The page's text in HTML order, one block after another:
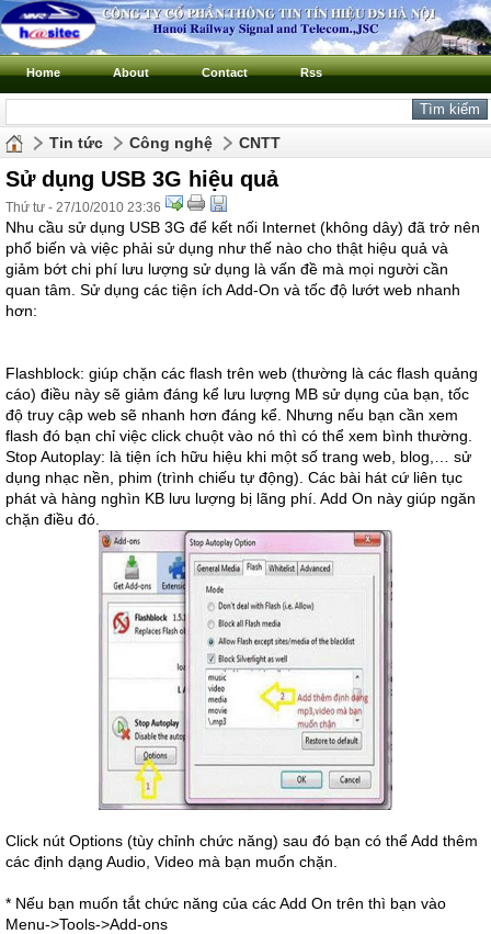
Home About Contact Rss
Tin tức Công nghệ CNTT
Sử dụng USB 3G hiệu quả
Thứ tư - 27/10/2010 23:36
Nhu cầu sử dụng USB 3G để kết nối Internet (không dây) đã trở nên
phổ biến và việc phải sử dụng như thế nào cho thật hiệu quả và
giảm bớt chi phí lưu lượng sử dụng là vấn đề mà mọi người cần
quan tâm. Sử dụng các tiện ích Add-On và tốc độ lướt web nhanh
hơn:
Flashblock: giúp chặn các flash trên web (thường là các flash quảng
cáo) điều này sẽ giảm đáng kể lưu lượng MB sử dụng của bạn, tốc
độ truy cập web sẽ nhanh hơn đáng kể. Nhưng nếu bạn cần xem
flash đó bạn chỉ việc click chuột vào nó thì có thể xem bình thường.
Stop Autoplay: là tiện ích hữu hiệu khi một số trang web, blog,… sử
dụng nhạc nền, phim (trình chiếu tự động). Các bài hát cứ liên tục
phát và hàng nghìn KB lưu lượng bị lãng phí. Add On này giúp ngăn
chặn điều đó.
Click nút Options (tùy chỉnh chức năng) sau đó bạn có thể Add thêm
các định dạng Audio, Video mà bạn muốn chặn.
* Nếu bạn muốn tắt chức năng của các Add On trên thì bạn vào
Menu->Tools->Add-ons